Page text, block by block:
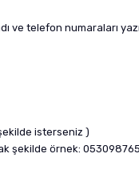
ve telefon numaraları
isterseniz )
şekilde örnek: